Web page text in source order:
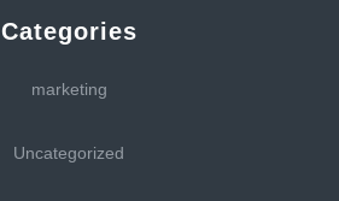
Categories
marketing
Uncategorized